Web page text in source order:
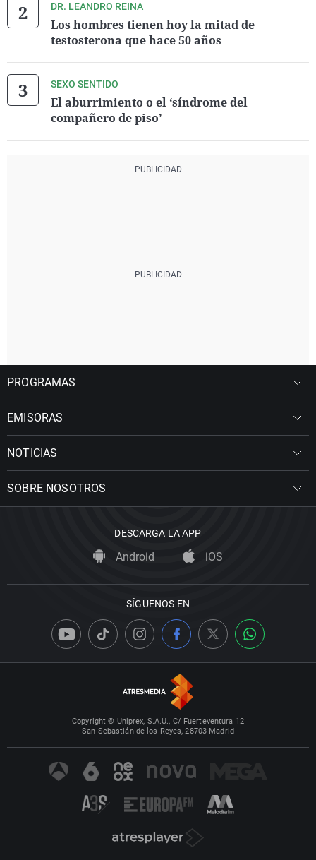
DR. LEANDRO REINA
Los hombres tienen hoy la mitad de
testosterona que hace 50 años
SEXO SENTIDO
El aburrimiento o el ‘síndrome del
compañero de piso’
PROGRAMAS
EMISORAS
NOTICIAS
SOBRE NOSOTROS
DESCARGA LA APP
Android iOS
SÍGUENOS EN
Copyright © Uniprex, S.A.U., C/ Fuerteventura 12
San Sebastián de los Reyes, 28703 Madrid